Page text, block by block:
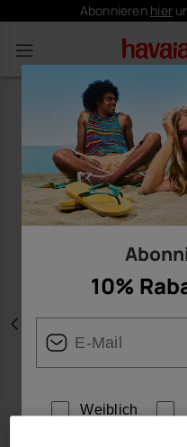
Abonnieren hier
Vorherige
10%
Weiblich